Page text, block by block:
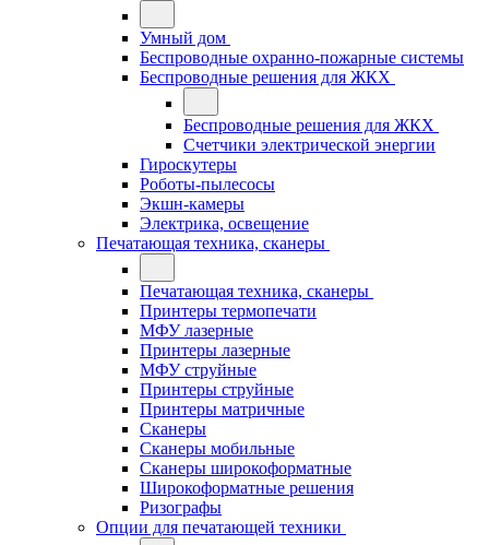
Умный дом
Беспроводные охранно-пожарные системы
Беспроводные решения для ЖКХ
Беспроводные решения для ЖКХ
Счетчики электрической энергии
Гироскутеры
Роботы-пылесосы
Экшн-камеры
Электрика, освещение
Печатающая техника, сканеры
Печатающая техника, сканеры
Принтеры термопечати
МФУ лазерные
Принтеры лазерные
МФУ струйные
Принтеры струйные
Принтеры матричные
Сканеры
Сканеры мобильные
Сканеры широкоформатные
Широкоформатные решения
Ризографы
Опции для печатающей техники